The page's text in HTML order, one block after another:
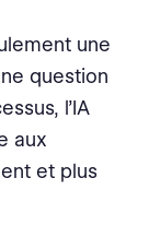
une
question
l’IA
aux
et plus